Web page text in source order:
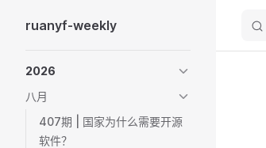
Skip to content
ruanyf-weekly
2026
八月
407期 | 国家为什么需要开源
软件？